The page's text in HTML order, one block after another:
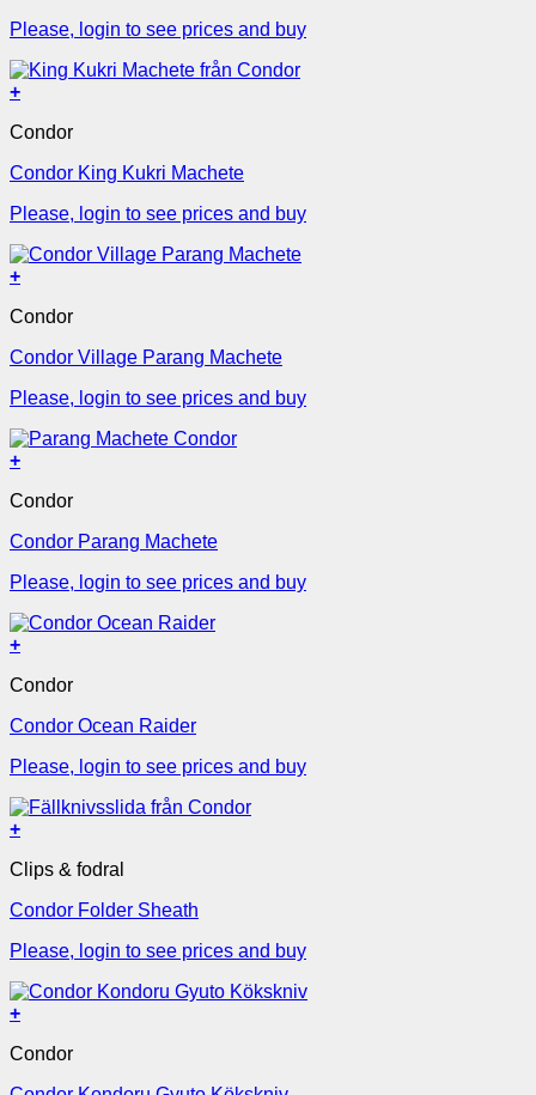
Please, login to see prices and buy
+
Condor
Condor King Kukri Machete
Please, login to see prices and buy
+
Condor
Condor Village Parang Machete
Please, login to see prices and buy
+
Condor
Condor Parang Machete
Please, login to see prices and buy
+
Condor
Condor Ocean Raider
Please, login to see prices and buy
+
Clips & fodral
Condor Folder Sheath
Please, login to see prices and buy
+
Condor